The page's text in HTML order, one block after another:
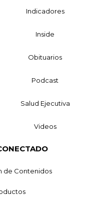
Indicadores
Inside
Obituarios
Podcast
Salud Ejecutiva
Videos
de Contenidos